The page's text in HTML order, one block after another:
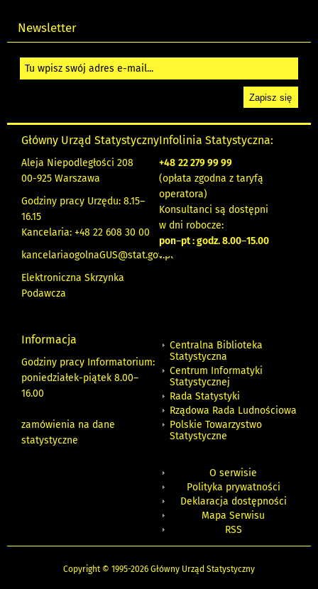
Newsletter
Główny Urząd Statystyczny
Aleja Niepodległości 208
00-925 Warszawa
Godziny pracy Urzędu: 8.15–
16.15
Kancelaria: +48 22 608 30 00
kancelariaogolnaGUS@stat.gov.pl
Elektroniczna Skrzynka
Podawcza
Infolinia Statystyczna:
+48 22 279 99 99
(opłata zgodna z taryfą
operatora)
Konsultanci są dostępni
w dni robocze:
pon–pt : godz. 8.00–15.00
Informacja
Godziny pracy Informatorium:
poniedziałek-piątek 8.00–
16.00
zamówienia na dane
statystyczne
Centralna Biblioteka
Statystyczna
Centrum Informatyki
Statystycznej
Rada Statystyki
Rządowa Rada Ludnościowa
Polskie Towarzystwo
Statystyczne
O serwisie
Polityka prywatności
Deklaracja dostępności
Mapa Serwisu
RSS
Copyright © 1995-2026 Główny Urząd Statystyczny